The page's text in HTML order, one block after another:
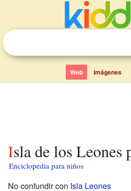
Web Imágenes
Isla de los Leones
Enciclopedia para niños
No confundir con Isla Leones